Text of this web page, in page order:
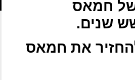
של חמאס
שנים.
את חמאס